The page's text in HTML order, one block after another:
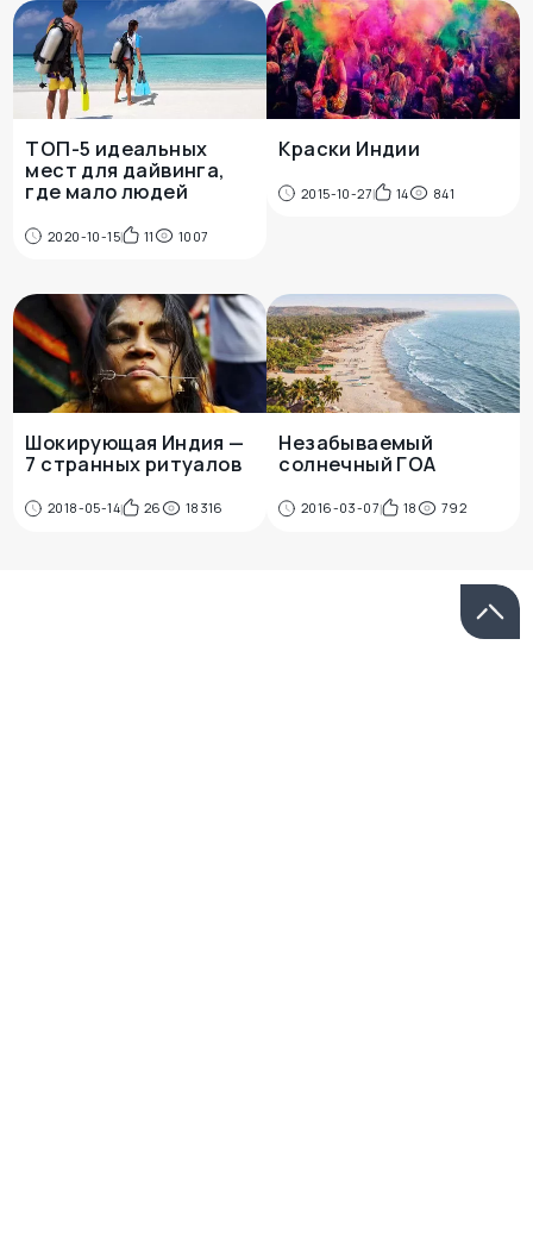
ТОП-5 идеальных
мест для дайвинга,
где мало людей
2020-10-15 11 1007
Краски Индии
2015-10-27 14 841
Шокирующая Индия —
7 странных ритуалов
2018-05-14 26 18316
Незабываемый
солнечный ГОА
2016-03-07 18 792